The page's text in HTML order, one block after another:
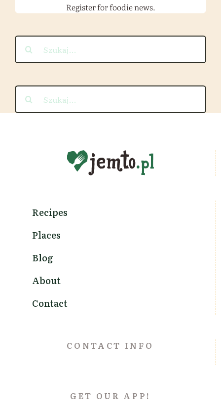
Register for foodie news.
Szukaj
Szukaj
Recipes
Places
Blog
About
Contact
CONTACT INFO
GET OUR APP!